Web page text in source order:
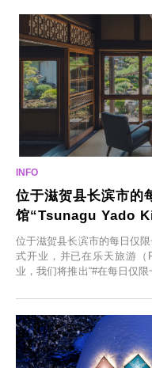
位于滋贺县长滨市的
馆“Tsunagu Yado
位于滋贺县长滨市的每日仅
式开业，并已在乐天旅游（
业，我们将推出“#在每日仅
在此与重要之人共度一段难